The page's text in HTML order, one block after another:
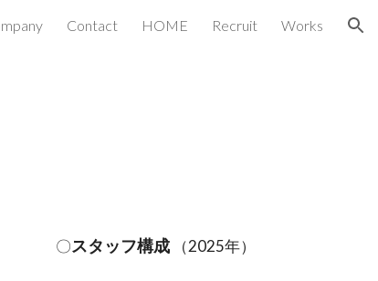
Contact HOME Recruit Works
〇スタッフ構成（2025年）